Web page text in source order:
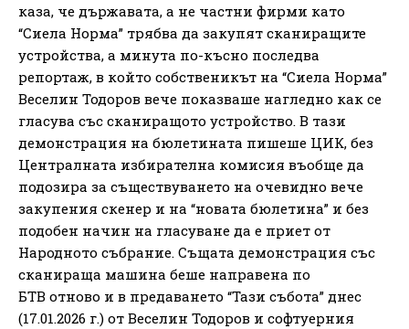
каза, че държавата, а не частни фирми като
“Сиела Норма” трябва да закупят сканиращите
устройства, а минута по-късно последва
репортаж, в който собственикът на “Сиела Норма”
Веселин Тодоров вече показваше нагледно как се
гласува със сканиращото устройство. В тази
демонстрация на бюлетината пишеше ЦИК, без
Централната избирателна комисия въобще да
подозира за съществуването на очевидно вече
закупения скенер и на “новата бюлетина” и без
подобен начин на гласуване да е приет от
Народното събрание. Същата демонстрация със
сканираща машина беше направена по
БТВ отново и в предаването “Тази събота” днес
(17.01.2026 г.) от Веселин Тодоров и софтуерния